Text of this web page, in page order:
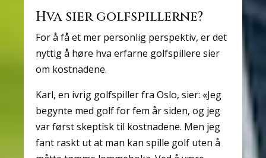
Hva sier golfspillerne?
For å få et mer personlig perspektiv, er det
nyttig å høre hva erfarne golfspillere sier
om kostnadene.
Karl, en ivrig golfspiller fra Oslo, sier: «Jeg
begynte med golf for fem år siden, og jeg
var først skeptisk til kostnadene. Men jeg
fant raskt ut at man kan spille golf uten å